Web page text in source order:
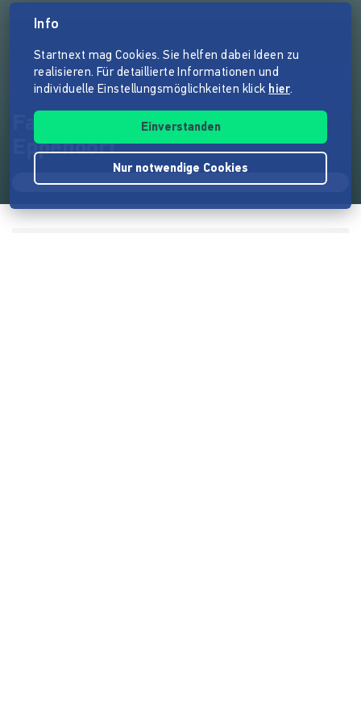
Fahrradstation für Hamburg-
Eppendorf
Info
Startnext mag Cookies. Sie helfen dabei Ideen zu
realisieren. Für detaillierte Informationen und
individuelle Einstellungsmöglichkeiten klick hier.
Einverstanden
Nur notwendige Cookies